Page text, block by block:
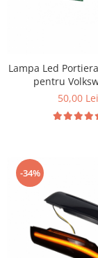
Lampa Led
pentru
50,00 Lei
-34%